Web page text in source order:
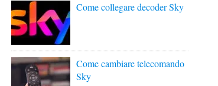
Come collegare decoder Sky
Come cambiare telecomando
Sky